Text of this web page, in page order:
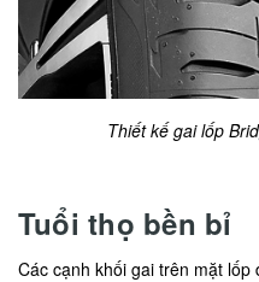
Thiết kế gai lốp
Tuổi thọ bền bỉ
Các cạnh khối gai trên mặt